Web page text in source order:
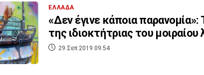
ΕΛΛΑΔΑ
«Δεν έγινε κάποια παρανομία»:
της ιδιοκτήτριας του
29 Σεπ 2019 09:54